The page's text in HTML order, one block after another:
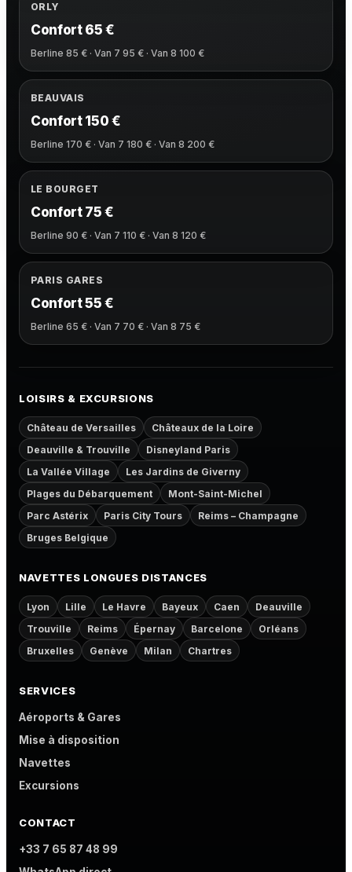
ORLY
Confort 65 €
Berline 85 € · Van 7 95 € · Van 8 100 €
BEAUVAIS
Confort 150 €
Berline 170 € · Van 7 180 € · Van 8 200 €
LE BOURGET
Confort 75 €
Berline 90 € · Van 7 110 € · Van 8 120 €
PARIS GARES
Confort 55 €
Berline 65 € · Van 7 70 € · Van 8 75 €
LOISIRS & EXCURSIONS
Château de Versailles
Châteaux de la Loire
Deauville & Trouville
Disneyland Paris
La Vallée Village
Les Jardins de Giverny
Plages du Débarquement
Mont-Saint-Michel
Parc Astérix
Paris City Tours
Reims – Champagne
Bruges Belgique
NAVETTES LONGUES DISTANCES
Lyon Lille Le Havre Bayeux Caen
Deauville
Trouville
Reims Épernay Barcelone
Orléans
Bruxelles
Genève Milan Chartres
SERVICES
Aéroports & Gares
Mise à disposition
Navettes
Excursions
CONTACT
+33 7 65 87 48 99